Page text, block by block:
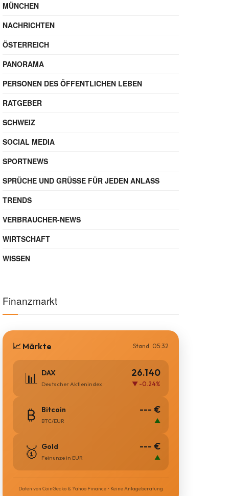
MÜNCHEN
NACHRICHTEN
ÖSTERREICH
PANORAMA
PERSONEN DES ÖFFENTLICHEN LEBEN
RATGEBER
SCHWEIZ
SOCIAL MEDIA
SPORTNEWS
SPRÜCHE UND GRÜSSE FÜR JEDEN ANLASS
TRENDS
VERBRAUCHER-NEWS
WIRTSCHAFT
WISSEN
Finanzmarkt
📈 Märkte Stand: 05:32
📊 DAX
Deutscher Aktienindex
26.140
▼ -0.24%
₿ Bitcoin
BTC/EUR
--- €
▲
🥇 Gold
Feinunze in EUR
--- €
▲
Daten von CoinGecko & Yahoo Finance • Keine Anlageberatung